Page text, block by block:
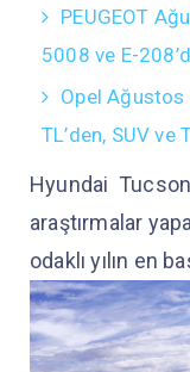
PEUGEOT
5008 ve E-
Opel Ağustos
TL’den, SUV ve
Hyundai
araştırmalar
odaklı yılın en